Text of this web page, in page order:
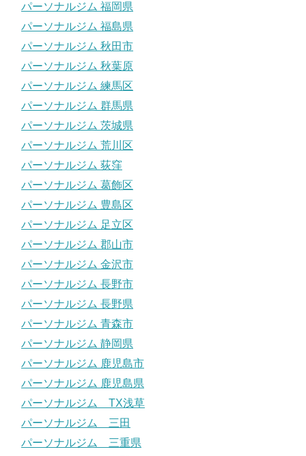
パーソナルジム 福岡県
パーソナルジム 福島県
パーソナルジム 秋田市
パーソナルジム 秋葉原
パーソナルジム 練馬区
パーソナルジム 群馬県
パーソナルジム 茨城県
パーソナルジム 荒川区
パーソナルジム 荻窪
パーソナルジム 葛飾区
パーソナルジム 豊島区
パーソナルジム 足立区
パーソナルジム 郡山市
パーソナルジム 金沢市
パーソナルジム 長野市
パーソナルジム 長野県
パーソナルジム 青森市
パーソナルジム 静岡県
パーソナルジム 鹿児島市
パーソナルジム 鹿児島県
パーソナルジム TX浅草
パーソナルジム 三田
パーソナルジム 三重県